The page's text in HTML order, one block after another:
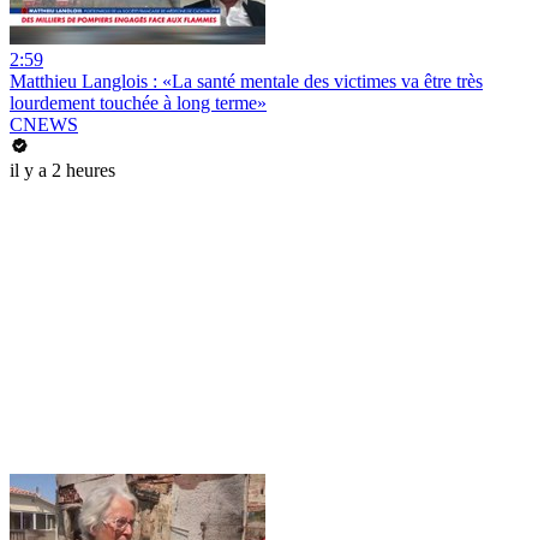
2:59
Matthieu Langlois : «La santé mentale des victimes va être très
lourdement touchée à long terme»
CNEWS
il y a 2 heures